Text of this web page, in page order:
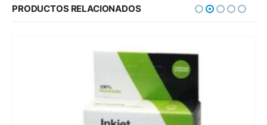
PRODUCTOS RELACIONADOS